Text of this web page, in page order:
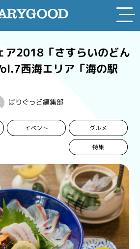
ア2018「さすらいのどん
西海エリア「海の駅
ばりぐっど編集部
イベント グルメ
特集